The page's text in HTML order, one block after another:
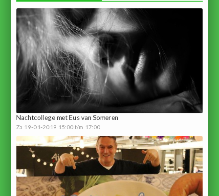
Nachtcollege met Eus van Someren
Za 19-01-2019 15:00 t/m 17:00